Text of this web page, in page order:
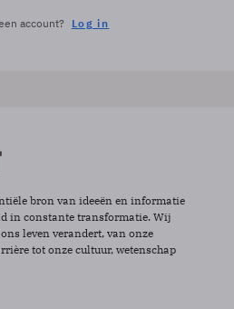
account? Log in
bron van ideeën en informatie
in constante transformatie. Wij
leven verandert, van onze
tot onze cultuur, wetenschap